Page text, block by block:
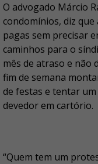
O advogado Márcio
condomínios, diz que
pagas sem precisar
caminhos para o
mês de atraso e não
fim de semana
de festas e tentar
devedor em cartório.
“Quem tem um